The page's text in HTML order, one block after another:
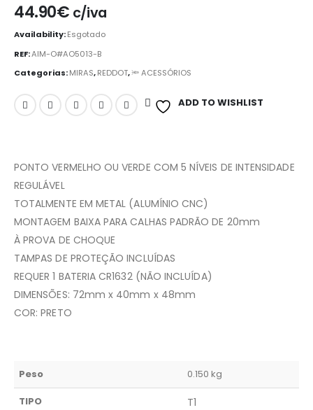
44.90€ c/iva
Availability:Esgotado
REF:AIM-O#AO5013-B
Categorias:MIRAS,REDDOT,🔦 ACESSÓRIOS
ADD TO WISHLIST
PONTO VERMELHO OU VERDE COM 5 NÍVEIS DE INTENSIDADE
REGULÁVEL
TOTALMENTE EM METAL (ALUMÍNIO CNC)
MONTAGEM BAIXA PARA CALHAS PADRÃO DE 20mm
À PROVA DE CHOQUE
TAMPAS DE PROTEÇÃO INCLUÍDAS
REQUER 1 BATERIA CR1632 (NÃO INCLUÍDA)
DIMENSÕES: 72mm x 40mm x 48mm
COR: PRETO
Peso 0.150 kg
TIPO T1